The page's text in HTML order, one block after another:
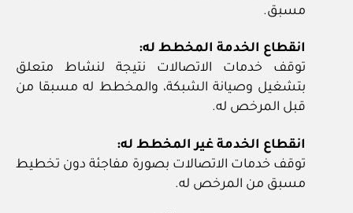
مسبق.
انقطاع الخدمة المخطط له:
توقف خدمات الاتصالات نتيجة لنشاط متعلق
بتشغيل وصيانة الشبكة، والمخطط له مسبقا من
قبل المرخص له.
انقطاع الخدمة غير المخطط له:
توقف خدمات الاتصالات بصورة مفاجئة دون تخطيط
مسبق من المرخص له.